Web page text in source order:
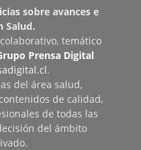
sobre avances e
Salud.
temático
Prensa Digital
.
del área salud,
de calidad,
de todas las
del ámbito